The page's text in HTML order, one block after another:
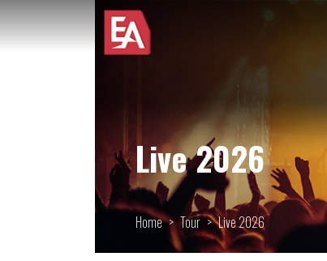
Home Tour Live 2026
Live 2026